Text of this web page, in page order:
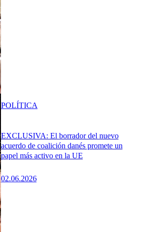
EXCLUSIVA: El borrador del nuevo
acuerdo de coalición danés promete un
papel más activo en la UE
02.06.2026
POLÍTICA